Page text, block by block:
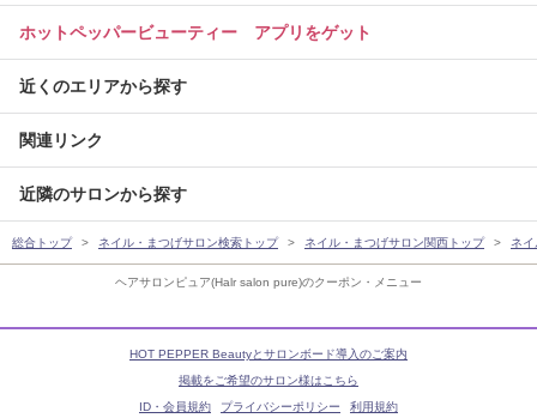
ヘアサロンピュア(Halr salon pure)のクーポン・メニュー
ホットペッパービューティー アプリをゲット
近くのエリアから探す
関連リンク
近隣のサロンから探す
総合トップ ネイル・まつげサロン検索トップ ネイル・まつげサロン関西トップ ネ
HOT PEPPER Beautyとサロンボード導入のご案内
掲載をご希望のサロン様はこちら
ID・会員規約
プライバシーポリシー 利用規約